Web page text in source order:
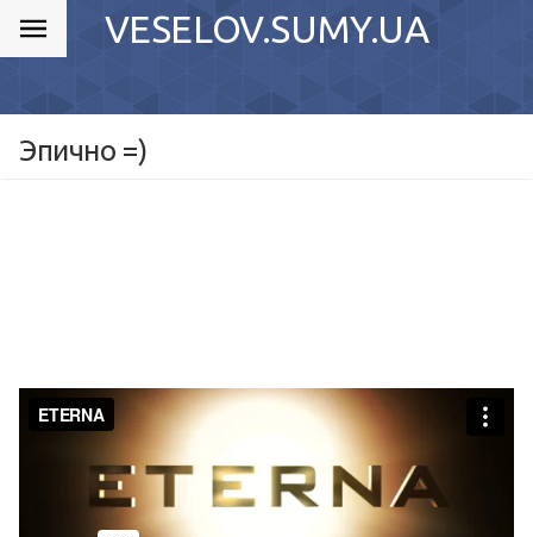
VESELOV.SUMY.UA
Эпично =)